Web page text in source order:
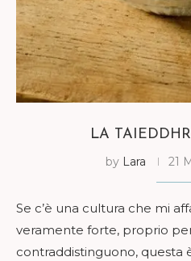
LA
by Lara 21
Se c’è una cultura che mi
veramente forte, proprio
contraddistinguono, questa